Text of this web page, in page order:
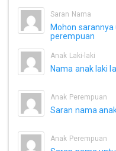
Saran Nama
Mohon
perempuan
Anak Laki-laki
Nama anak laki
Anak Perempuan
Saran nama
Anak Perempuan